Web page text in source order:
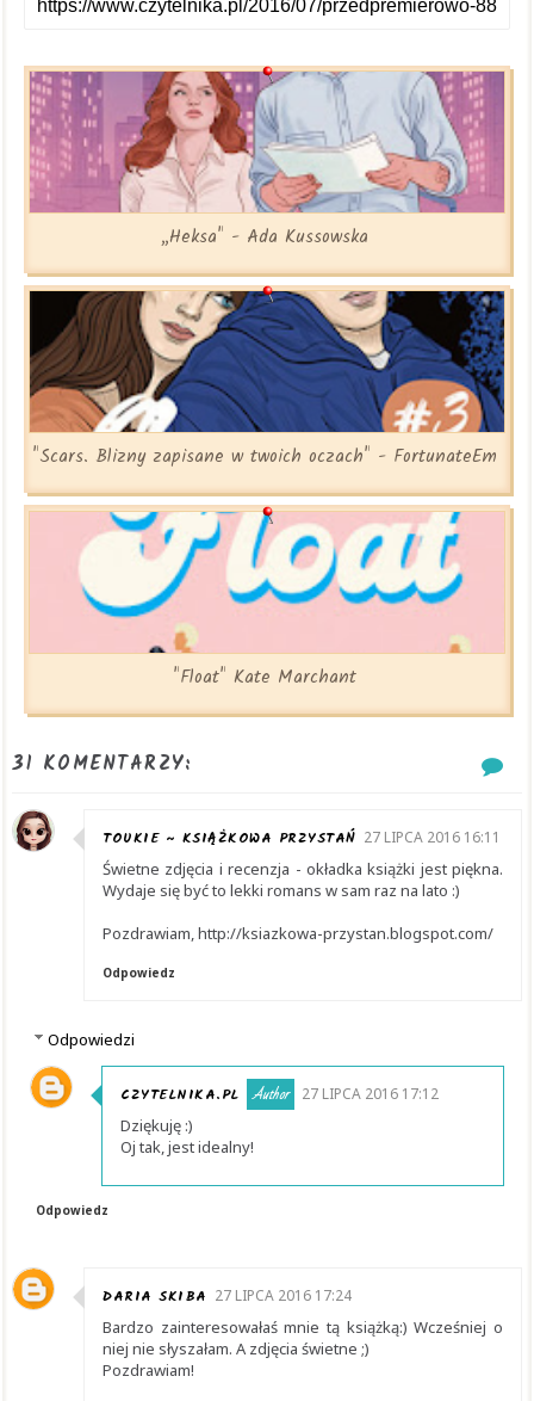
„Heksa" - Ada Kussowska
"Scars. Blizny zapisane w twoich oczach" - FortunateEm
"Float" Kate Marchant
31 KOMENTARZY:
TOUKIE ~ KSIĄŻKOWA PRZYSTAŃ 27 LIPCA 2016 16:11
Świetne zdjęcia i recenzja - okładka książki jest piękna.
Wydaje się być to lekki romans w sam raz na lato :)
Pozdrawiam, http://ksiazkowa-przystan.blogspot.com/
Odpowiedz
Odpowiedzi
CZYTELNIKA.PL 27 LIPCA 2016 17:12
Dziękuję :)
Oj tak, jest idealny!
Odpowiedz
DARIA SKIBA 27 LIPCA 2016 17:24
Bardzo zainteresowałaś mnie tą książką:) Wcześniej o
niej nie słyszałam. A zdjęcia świetne ;)
Pozdrawiam!